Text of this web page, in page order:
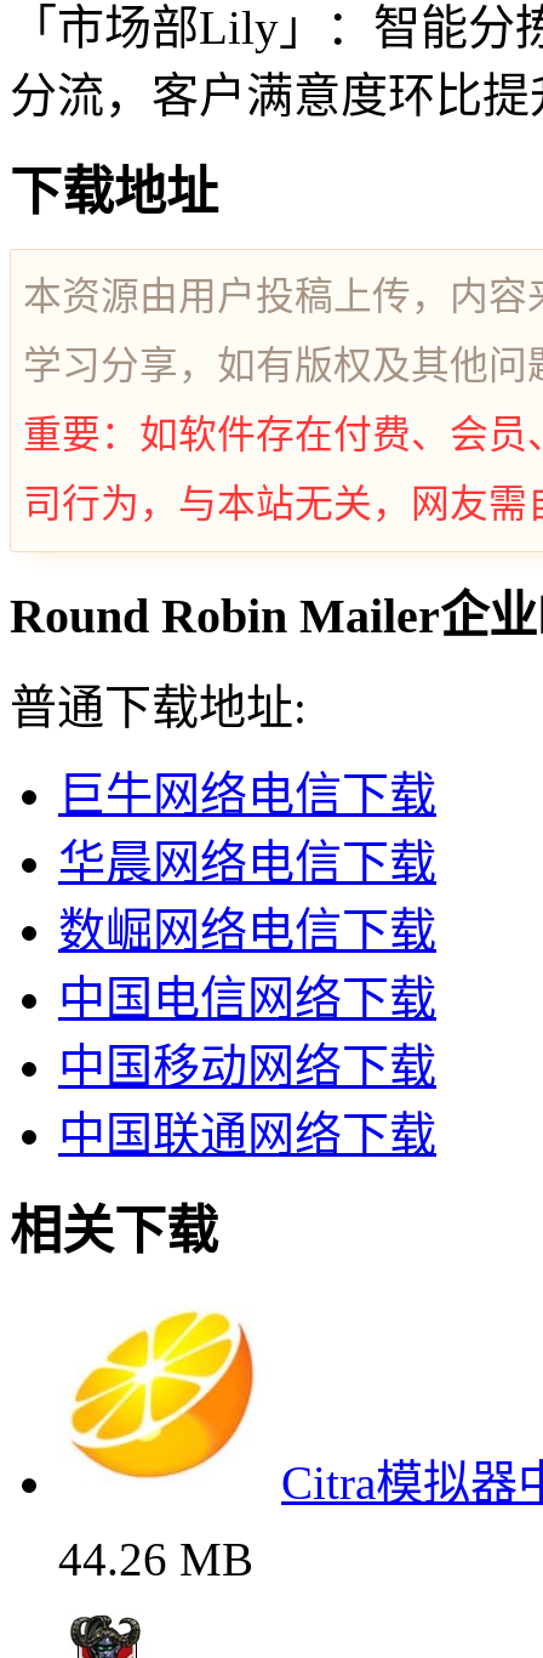
「市场部Lily」：智能
分流，客户满意度环比提
下载地址
本资源由用户投稿上传，内
学习分享，如有版权及其他
重要：如软件存在付费、会
司行为，与本站无关，网友需
Round Robin Mailer企
普通下载地址:
巨牛网络电信下载
华晨网络电信下载
数崛网络电信下载
中国电信网络下载
中国移动网络下载
中国联通网络下载
相关下载
Citra模拟器
44.26 MB